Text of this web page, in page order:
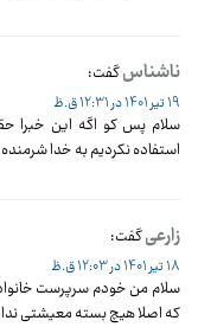
ناشناسگفت:
19 تیر 1401 در 12:31 ق.ظ
سلام پس کو اگه این خبرا
استفاده نکردیم به خدا
زارعیگفت:
18 تیر 1401 در 12:03 ق.ظ
سلام من خودم سرپرست
که اصلا هیچ بسته معیشتی